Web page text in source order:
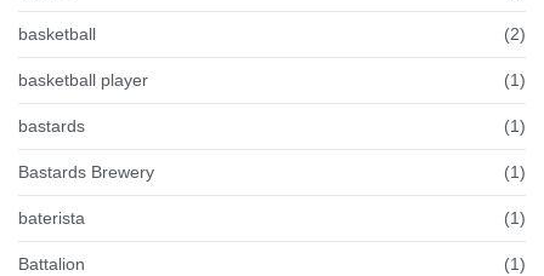
basketball (2)
basketball player (1)
bastards (1)
Bastards Brewery (1)
baterista (1)
Battalion (1)